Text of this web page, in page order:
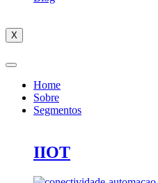
X
Home
Sobre
Segmentos
IIOT